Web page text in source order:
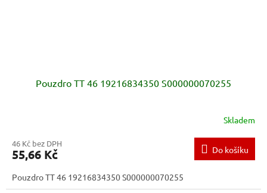
Pouzdro TT 46 19216834350 S000000070255
Skladem
46 Kč bez DPH
55,66 Kč Do košíku
Pouzdro TT 46 19216834350 S000000070255